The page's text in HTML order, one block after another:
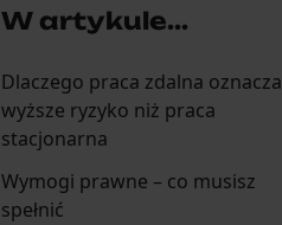
W artykule...
Dlaczego praca zdalna oznacza
wyższe ryzyko niż praca
stacjonarna
Wymogi prawne – co musisz
spełnić